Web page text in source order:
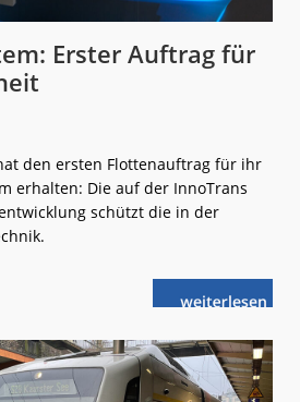
Erster Auftrag für
den ersten Flottenauftrag für ihr
erhalten: Die auf der InnoTrans
schützt die in der
weiterlese
nFrontAdd
Auftrag
für
HÜBNER-
Neuheit